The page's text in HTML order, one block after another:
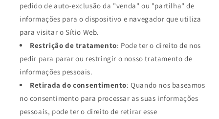
pedido de auto-exclusão da "venda" ou "partilha" de
informações para o dispositivo e navegador que utiliza
para visitar o Sítio Web.
Restrição de tratamento: Pode ter o direito de nos
pedir para parar ou restringir o nosso tratamento de
informações pessoais.
Retirada do consentimento: Quando nos baseamos
no consentimento para processar as suas informações
pessoais, pode ter o direito de retirar esse